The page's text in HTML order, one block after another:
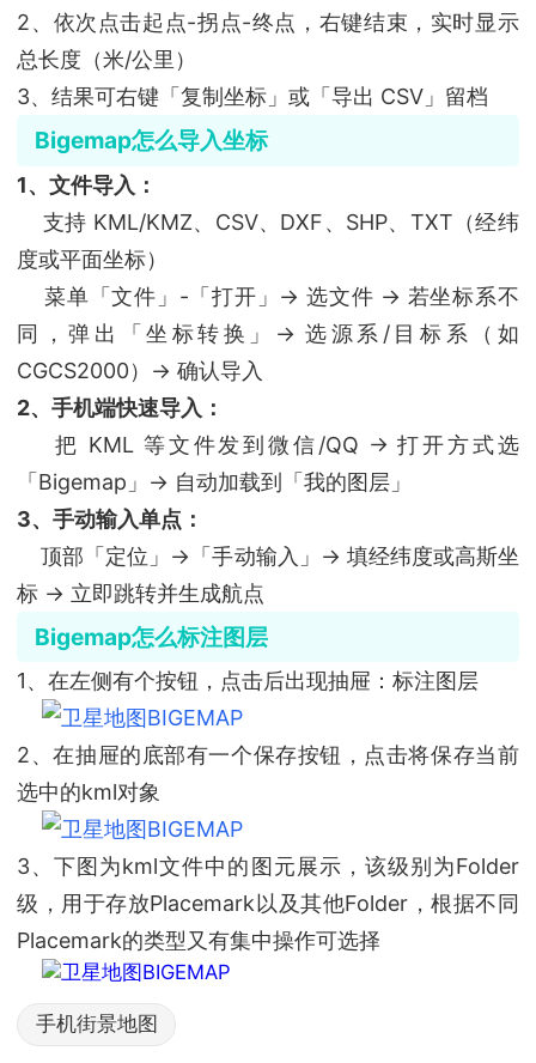
2、依次点击起点-拐点-终点，右键结束，实时显示
总长度（米/公里）
3、结果可右键「复制坐标」或「导出 CSV」留档
Bigemap怎么导入坐标
1、文件导入：
支持 KML/KMZ、CSV、DXF、SHP、TXT（经纬
度或平面坐标）
菜单「文件」-「打开」→ 选文件 → 若坐标系不
同，弹出「坐标转换」→ 选源系/目标系（如
CGCS2000）→ 确认导入
2、手机端快速导入：
把 KML 等文件发到微信/QQ → 打开方式选
「Bigemap」→ 自动加载到「我的图层」
3、手动输入单点：
顶部「定位」→「手动输入」→ 填经纬度或高斯坐
标 → 立即跳转并生成航点
Bigemap怎么标注图层
1、在左侧有个按钮，点击后出现抽屉：标注图层
2、在抽屉的底部有一个保存按钮，点击将保存当前
选中的kml对象
3、下图为kml文件中的图元展示，该级别为Folder
级，用于存放Placemark以及其他Folder，根据不同
Placemark的类型又有集中操作可选择
手机街景地图